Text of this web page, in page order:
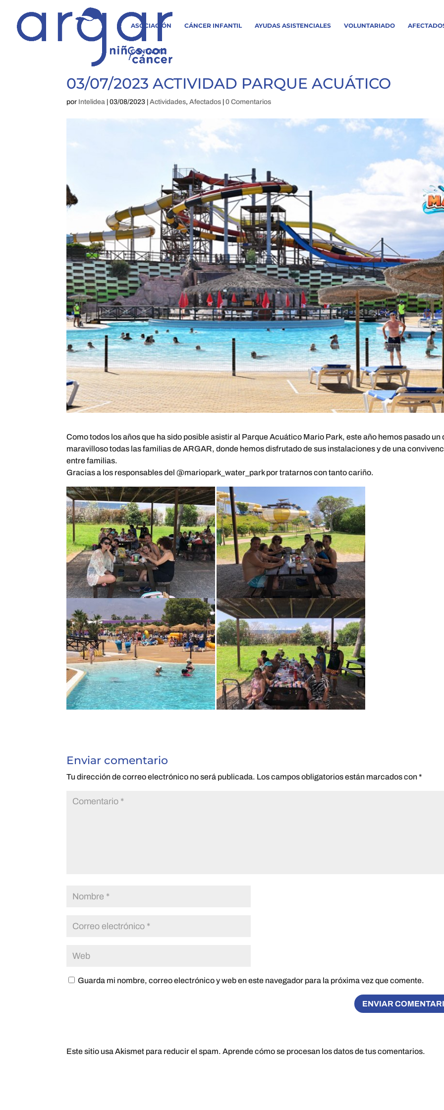
ASOCIACIÓN CÁNCER INFANTIL AYUDAS ASISTENCIALES VOLUNTARIADO
CONTACTO
03/07/2023 ACTIVIDAD PARQUE ACUÁTICO
por Intelidea |03/08/2023 |Actividades,Afectados |0 Comentarios
Como todos los años que ha sido posible asistir al Parque Acuático Mario Park, este año hemos pasado un
maravilloso todas las familias de ARGAR, donde hemos disfrutado de sus instalaciones y de una
entre familias.
Gracias a los responsables del@mariopark_water_parkpor tratarnos con tanto cariño.
Enviar comentario
Tu dirección de correo electrónico no será publicada. Los campos obligatorios están marcados con*
Guarda mi nombre, correo electrónico y web en este navegador para la próxima vez que comente.
Este sitio usa Akismet para reducir el spam.Aprende cómo se procesan los datos de tus comentarios.